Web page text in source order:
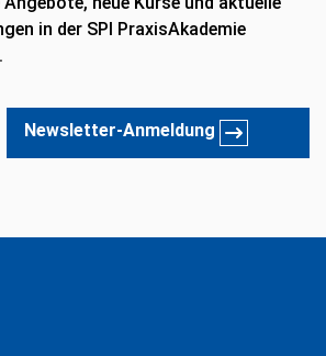
in der SPI PraxisAkademie
Newsletter-Anmeldung